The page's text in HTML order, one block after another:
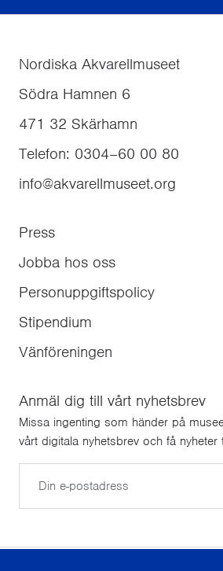
Nordiska Akvarellmuseet
Södra Hamnen 6
471 32 Skärhamn
Telefon: 0304–60 00 80
info@akvarellmuseet.org
Press
Jobba hos oss
Personuppgiftspolicy
Stipendium
Vänföreningen
Anmäl dig till vårt nyhetsbrev
Missa ingenting som händer på
vårt digitala nyhetsbrev och få nyheter